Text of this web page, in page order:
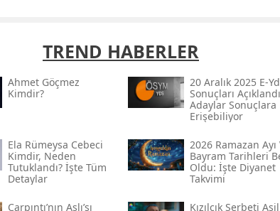
TREND HABERLER
Ahmet Göçmez
Kimdir?
20 Aralık 2025 E-
Sonuçları
Adaylar Sonuçlara
Erişebiliyor
Ela Rümeysa Cebeci
Kimdir, Neden
Tutuklandı? İşte Tüm
Detaylar
2026 Ramazan Ayı
Bayram Tarihleri
Oldu: İşte Diyanet
Takvimi
Çarpıntı’nın Aslı’sı Kızılcık Şerbeti Asil